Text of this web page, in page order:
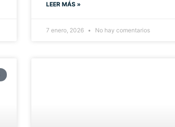
LEER MÁS »
7 enero, 2026 No hay comentarios